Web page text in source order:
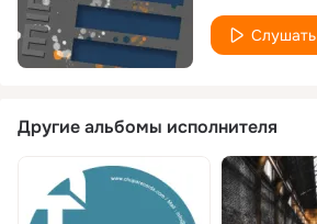
Слушать
Другие альбомы исполнителя